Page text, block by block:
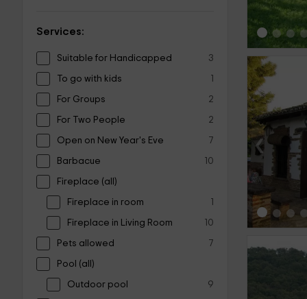
Services:
Suitable for Handicapped 3
To go with kids 1
For Groups 2
For Two People 2
Open on New Year's Eve 7
Barbacue 10
Fireplace (all)
Fireplace in room 1
Fireplace in Living Room 10
Pets allowed 7
Pool (all)
Outdoor pool 9
‹